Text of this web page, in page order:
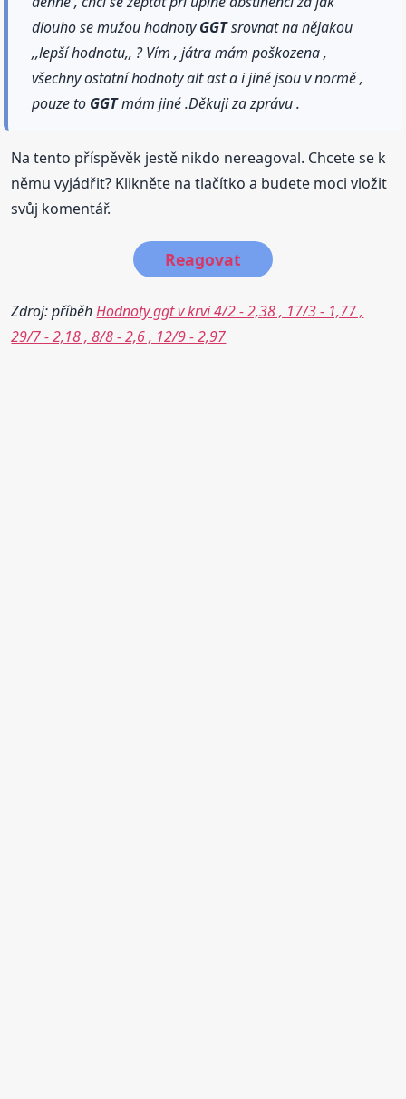
dlouho se mužou hodnotyGGTsrovnat na nějakou
,,lepší hodnotu,, ? Vím , játra mám poškozena ,
všechny ostatní hodnoty alt ast a i jiné jsou v normě ,
pouze to GGTmám jiné .Děkuji za zprávu .
Na tento příspěvěk jestě nikdo nereagoval. Chcete se k
němu vyjádřit? Klikněte na tlačítko a budete moci vložit
svůj komentář.
Reagovat
Zdroj: příběhHodnoty ggt v krvi 4/2 - 2,38 , 17/3 - 1,77 ,
29/7 - 2,18 , 8/8 - 2,6 , 12/9 - 2,97